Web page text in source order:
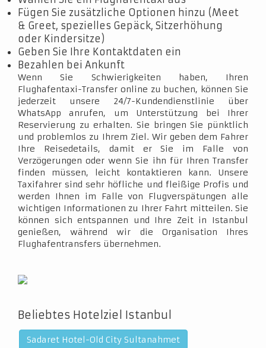
Fügen Sie zusätzliche Optionen hinzu (Meet
& Greet, spezielles Gepäck, Sitzerhöhung
oder Kindersitze)
Geben Sie Ihre Kontaktdaten ein
Bezahlen bei Ankunft
Wenn Sie Schwierigkeiten haben, Ihren
Flughafentaxi-Transfer online zu buchen, können Sie
jederzeit unsere 24/7-Kundendienstlinie über
WhatsApp anrufen, um Unterstützung bei Ihrer
Reservierung zu erhalten. Sie bringen Sie pünktlich
und problemlos zu Ihrem Ziel. Wir geben dem Fahrer
Ihre Reisedetails, damit er Sie im Falle von
Verzögerungen oder wenn Sie ihn für Ihren Transfer
finden müssen, leicht kontaktieren kann. Unsere
Taxifahrer sind sehr höfliche und fleißige Profis und
werden Ihnen im Falle von Flugverspätungen alle
wichtigen Informationen zu Ihrer Fahrt mitteilen. Sie
können sich entspannen und Ihre Zeit in Istanbul
genießen, während wir die Organisation Ihres
Flughafentransfers übernehmen.
Beliebtes Hotelziel Istanbul
Sadaret Hotel-Old City Sultanahmet